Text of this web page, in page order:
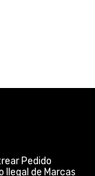
Pedido
Ilegal de Marcas